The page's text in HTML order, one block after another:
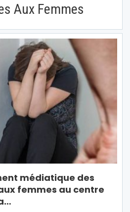
Aux Femmes
médiatique des
femmes au centre